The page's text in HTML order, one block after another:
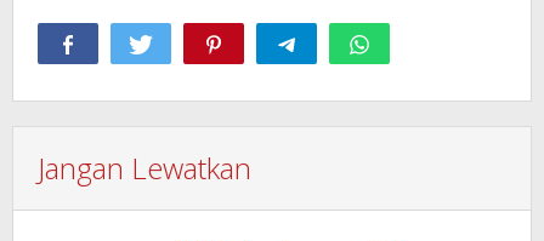
Jangan Lewatkan